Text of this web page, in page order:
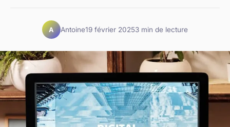
A Antoine19 février 20253 min de lecture